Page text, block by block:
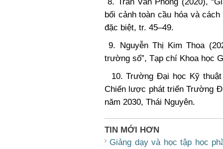
bối cảnh toàn cầu hóa và
đặc biệt, tr. 45–49.
9. Nguyễn Thị Kim Thoa
trường số”, Tạp chí Khoa học
10. Trường Đại học Kỹ thuật
Chiến lược phát triển Trường
năm 2030, Thái Nguyên.
TIN MỚI HƠN
Giảng dạy và học tập học